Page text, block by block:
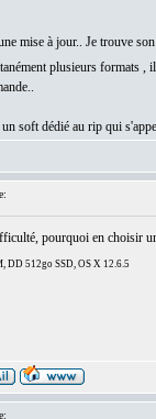
mise à jour.. Je trouve
plusieurs formats
soft dédié au rip qui
pourquoi en choisir
DD 512go SSD, OS X 12.6.5